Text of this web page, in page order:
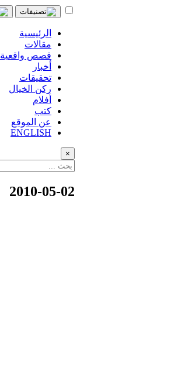
الرئيسية
مقالات
قصص واقعية
أخبار
تحقيقات
ركن الخيال
أفلام
كتب
عن الموقع
ENGLISH
×
2010-05-02